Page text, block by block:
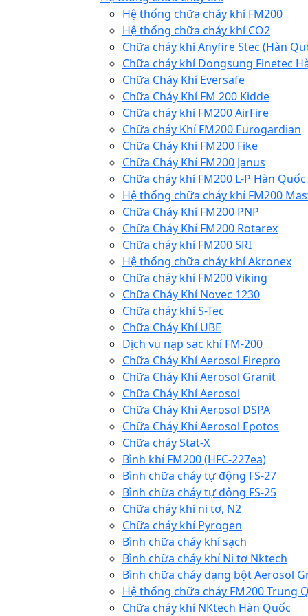
Hệ thống chữa cháy khí FM200
Hệ thống chữa cháy khí CO2
Chữa cháy khí Anyfire Stec (Hàn
Chữa cháy khí Dongsung Finetec
Chữa Cháy Khí Eversafe
Chữa Cháy Khí FM 200 Kidde
Chữa cháy khí FM200 AirFire
Chữa cháy Khí FM200 Eurogardian
Chữa Cháy Khí FM200 Fike
Chữa Cháy Khí FM200 Janus
Chữa cháy khí FM200 L-P Hàn Quốc
Hệ thống chữa cháy khí FM200
Chữa Cháy Khí FM200 PNP
Chữa Cháy Khí FM200 Rotarex
Chữa cháy khí FM200 SRI
Hệ thống chữa cháy khí Akronex
Chữa cháy khí FM200 Viking
Chữa Cháy Khí Novec 1230
Chữa cháy khí S-Tec
Chữa Cháy Khí UBE
Dịch vụ nạp sạc khí FM-200
Chữa Cháy Khí Aerosol Firepro
Chữa Cháy Khí Aerosol Granit
Chữa Cháy Khí Aerosol
Chữa Cháy Khí Aerosol DSPA
Chữa Cháy Khí Aerosol Epotos
Chữa cháy Stat-X
Bình khí FM200 (HFC-227ea)
Bình chữa cháy tự động FS-27
Bình chữa cháy tự động FS-25
Chữa cháy khí ni tơ, N2
Chữa cháy khí Pyrogen
Bình chữa cháy khí sạch
Bình chữa cháy khí Ni tơ Nktech
Bình chữa cháy dạng bột Aerosol
Hệ thống chữa cháy FM200 Trung
Chữa cháy khí NKtech Hàn Quốc